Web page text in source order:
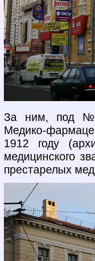
За ним, под №
Медико-
1912 году
медицинского
престарелых